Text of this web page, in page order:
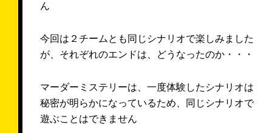
ん
今回は２チームとも同じシナリオで楽しみました
が、それぞれのエンドは、どうなったのか・・・
マーダーミステリーは、一度体験したシナリオは
秘密が明らかになっているため、同じシナリオで
遊ぶことはできません